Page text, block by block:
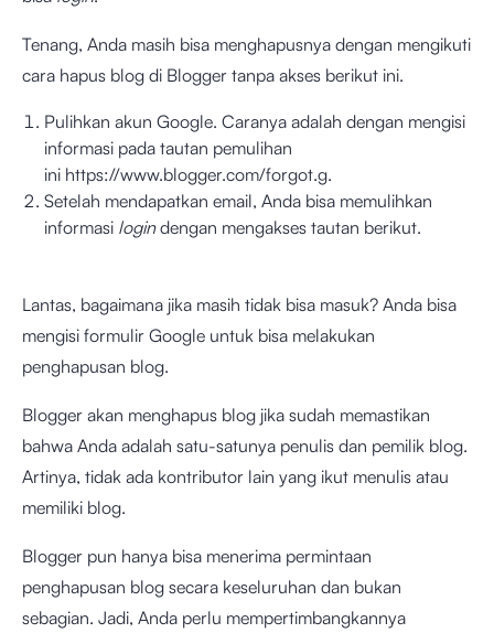
Tenang, Anda masih bisa menghapusnya dengan mengikuti
cara hapus blog di Blogger tanpa akses berikut ini.
Pulihkan akun Google. Caranya adalah dengan mengisi
informasi pada tautan pemulihan
ini https://www.blogger.com/forgot.g.
Setelah mendapatkan email, Anda bisa memulihkan
informasi logindengan mengakses tautan berikut.
Lantas, bagaimana jika masih tidak bisa masuk? Anda bisa
mengisi formulir Google untuk bisa melakukan
penghapusan blog.
Blogger akan menghapus blog jika sudah memastikan
bahwa Anda adalah satu-satunya penulis dan pemilik blog.
Artinya, tidak ada kontributor lain yang ikut menulis atau
memiliki blog.
Blogger pun hanya bisa menerima permintaan
penghapusan blog secara keseluruhan dan bukan
sebagian. Jadi, Anda perlu mempertimbangkannya